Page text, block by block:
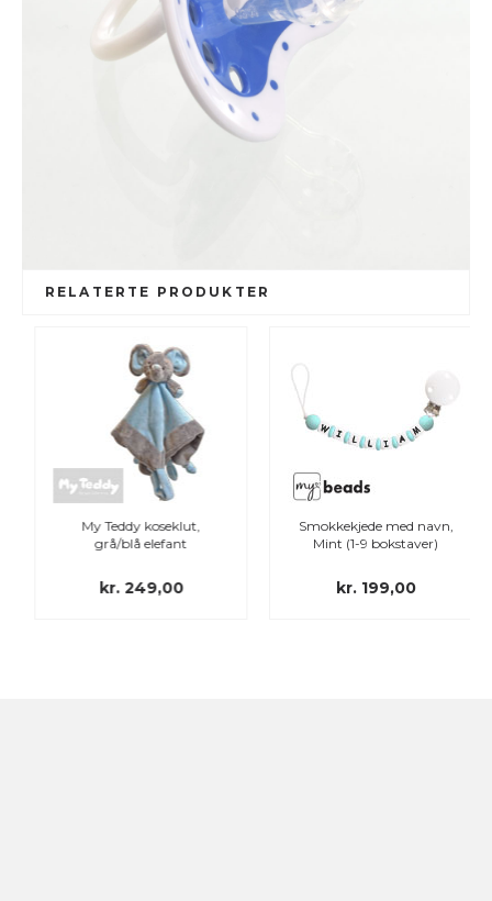
RELATERTE PRODUKTER
My Teddy koseklut,
grå/blå elefant
kr. 249,00
Smokkekjede med navn,
Mint (1-9 bokstaver)
kr. 199,00